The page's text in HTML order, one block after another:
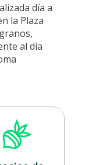
día a
la Plaza
al día